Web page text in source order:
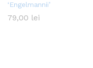
‘Engelmannii’
79,00 lei